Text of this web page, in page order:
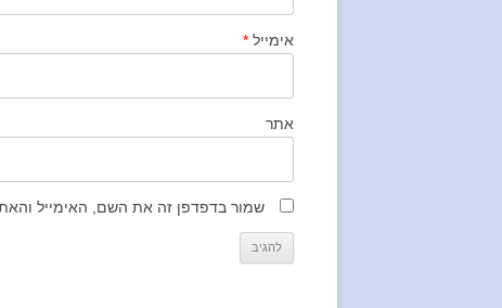
אימייל *
אתר
שמור בדפדפן זה את השם, האימייל